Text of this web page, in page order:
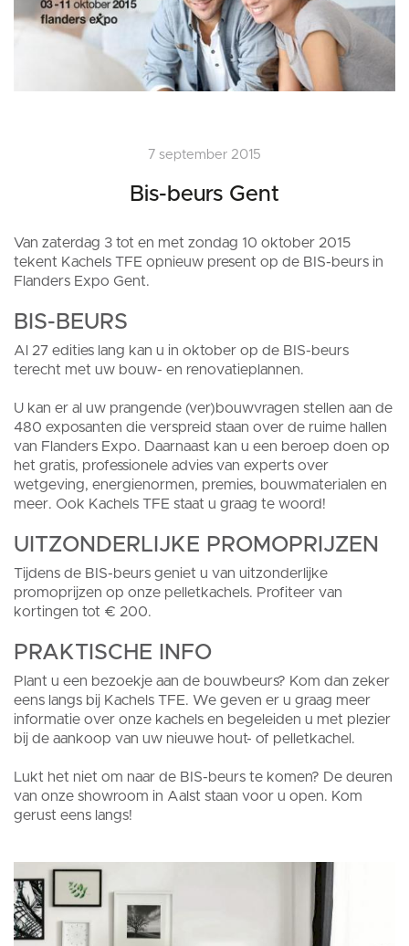
7 september 2015
Bis-beurs Gent
Van zaterdag 3 tot en met zondag 10 oktober 2015
tekent Kachels TFE opnieuw present op de BIS-beurs in
Flanders Expo Gent.
BIS-BEURS
Al 27 edities lang kan u in oktober op de BIS-beurs
terecht met uw bouw- en renovatieplannen.
U kan er al uw prangende (ver)bouwvragen stellen aan de
480 exposanten die verspreid staan over de ruime hallen
van Flanders Expo. Daarnaast kan u een beroep doen op
het gratis, professionele advies van experts over
wetgeving, energienormen, premies, bouwmaterialen en
meer. Ook Kachels TFE staat u graag te woord!
UITZONDERLIJKE PROMOPRIJZEN
Tijdens de BIS-beurs geniet u van uitzonderlijke
promoprijzen op onze pelletkachels. Profiteer van
kortingen tot € 200.
PRAKTISCHE INFO
Plant u een bezoekje aan de bouwbeurs? Kom dan zeker
eens langs bij Kachels TFE. We geven er u graag meer
informatie over onze kachels en begeleiden u met plezier
bij de aankoop van uw nieuwe hout- of pelletkachel.
Lukt het niet om naar de BIS-beurs te komen? De deuren
van onze showroom in Aalst staan voor u open. Kom
gerust eens langs!